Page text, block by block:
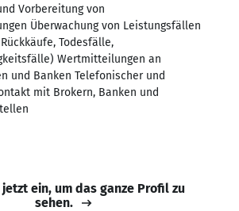
Vorbereitung von
Überwachung von Leistungsfällen
Todesfälle,
Wertmitteilungen an
und Banken Telefonischer und
mit Brokern, Banken und
jetzt ein, um das ganze Profil zu
sehen.